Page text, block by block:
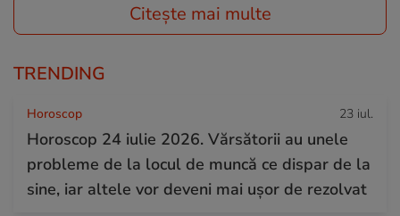
Citește mai multe
TRENDING
Horoscop 23 iul.
Horoscop 24 iulie 2026. Vărsătorii au unele
probleme de la locul de muncă ce dispar de la
sine, iar altele vor deveni mai ușor de rezolvat